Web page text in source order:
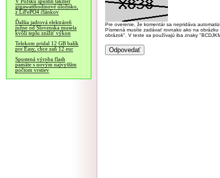
V Poľsku spustili takmer
gigawatthodinové úložisko,
z LiFePO4 článkov
Ďalšia jadrová elektráreň
južne od Slovenska musela
kvôli teplu znížiť výkon
Telekom pridal 12 GB balík
pre Easy, chce zaň 12 eur
Spustená výroba flash
pamäte s novým najvyšším
počtom vrstiev
Pre overenie, že komentár sa nepridáva
Písmená musíte zadávať rovnako ako na
obrázok". V texte sa používajú iba znaky